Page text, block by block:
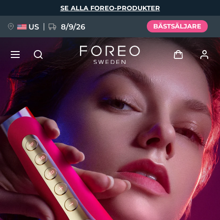
SE ALLA FOREO-PRODUKTER
US 8/9/26 BÄSTSÄLJARE
Logga in
Användarprofil
Mina enheter
Mina beställningar
Mina adresser
Mina prenumerationer
NYHET
FAQ™ Pure Beauty-Tech Elixir
BREAKING NEWS
issa™ Teeth Whitening Set
Språk
English Deutsch
Español
Français
Italiano
Português
Polski
Svenska
Русский
Türkçe
简体中文 繁體中文